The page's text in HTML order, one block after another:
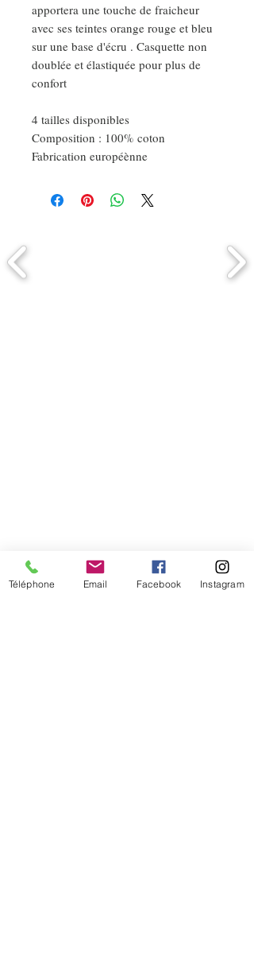
apportera une touche de fraicheur
avec ses teintes orange rouge et bleu
sur une base d'écru . Casquette non
doublée et élastiquée pour plus de
confort
4 tailles disponibles
Composition : 100% coton
Fabrication européènne
Téléphone Email Facebook Instagram